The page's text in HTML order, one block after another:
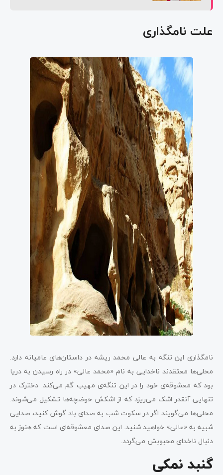
علت نامگذاری
نامگذاری این تنگه به عالی محمد ریشه در داستان‌های عامیانه دارد.
محلی‌ها معتقدند ناخدایی به نام «محمد عالی» در راه رسیدن به دریا
بود که معشوقه‌ی خود را در این تنگه‌ی مهیب گم می‌کند. دخترک در
تنهایی آنقدر اشک می‌ریزد که از اشکش حوضچه‌ها تشکیل می‌شوند.
محلی‌ها می‌گویند اگر در سکوت شب به صدای باد گوش کنید، صدایی
شبیه به «عالی» خواهید شنید. این صدای معشوقه‌ای است که هنوز به
دنبال ناخدای محبوبش می‌گردد.
گنبد نمکی